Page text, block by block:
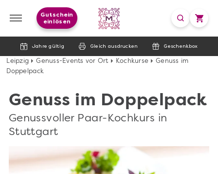
Jahre gültig Gleich ausdrucken Geschenkbox
Gutschein
einlösen
Leipzig Genuss-Events vor Ort Kochkurse
Genuss im
Doppelpack
Genuss im Doppelpack
Genussvoller Paar-Kochkurs in
Stuttgart